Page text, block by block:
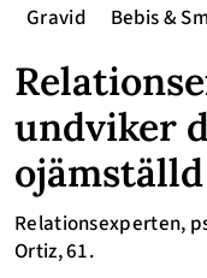
Gravid Bebis &
undviker
Relationsexperten,
Ortiz, 61.